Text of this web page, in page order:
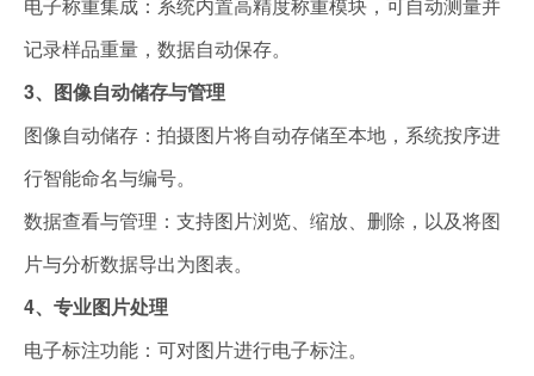
记录样品重量，数据自动保存。
3、 图像自动储存与管理
图像自动储存：拍摄图片将自动存储至本地，系统按序进
行智能命名与编号。
数据查看与管理：支持图片浏览、缩放、删除，以及将图
片与分析数据导出为图表。
4、专业图片处理
电子标注功能：可对图片进行电子标注。